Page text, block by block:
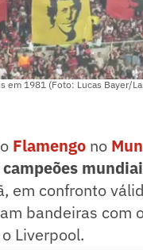
em 1981 (Foto: Lucas Bayer/
Flamengo no
campeões
em confronto
bandeiras com
Liverpool.